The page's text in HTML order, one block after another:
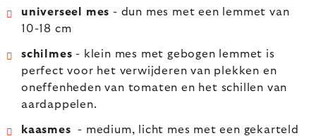
universeel mes - dun mes met een lemmet van
10-18 cm
schilmes- klein mes met gebogen lemmet is
perfect voor het verwijderen van plekken en
oneffenheden van tomaten en het schillen van
aardappelen.
kaasmes- medium, licht mes met een gekarteld